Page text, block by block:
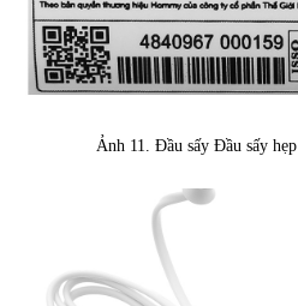
Ảnh 11. Đầu sấy Đầu sấy hẹp